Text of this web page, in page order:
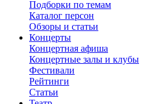
Подборки по темам
Каталог персон
Обзоры и статьи
Концерты
Концертная афиша
Концертные залы и клубы
Фестивали
Рейтинги
Статьи